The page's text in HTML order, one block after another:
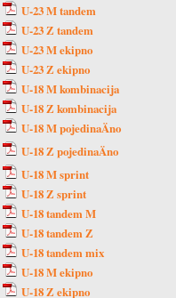
U-23 M tandem
U-23 Z tandem
U-23 M ekipno
U-23 Z ekipno
U-18 M kombinacija
U-18 Z kombinacija
U-18 M pojedinaÄno
U-18 Z pojedinaÄno
U-18 M sprint
U-18 Z sprint
U-18 tandem M
U-18 tandem Z
U-18 tandem mix
U-18 M ekipno
U-18 Z ekipno